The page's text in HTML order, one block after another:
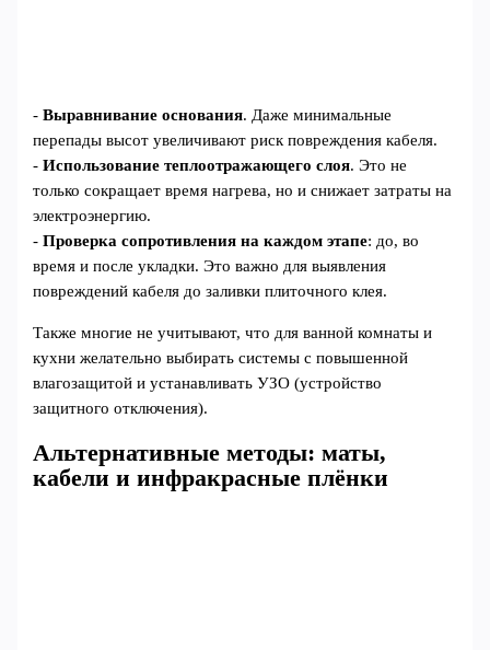
-Выравнивание основания. Даже минимальные
перепады высот увеличивают риск повреждения кабеля.
-Использование теплоотражающего слоя. Это не
только сокращает время нагрева, но и снижает затраты на
электроэнергию.
-Проверка сопротивления на каждом этапе: до, во
время и после укладки. Это важно для выявления
повреждений кабеля до заливки плиточного клея.
Также многие не учитывают, что для ванной комнаты и
кухни желательно выбирать системы с повышенной
влагозащитой и устанавливать УЗО (устройство
защитного отключения).
Альтернативные методы: маты,
кабели и инфракрасные плёнки